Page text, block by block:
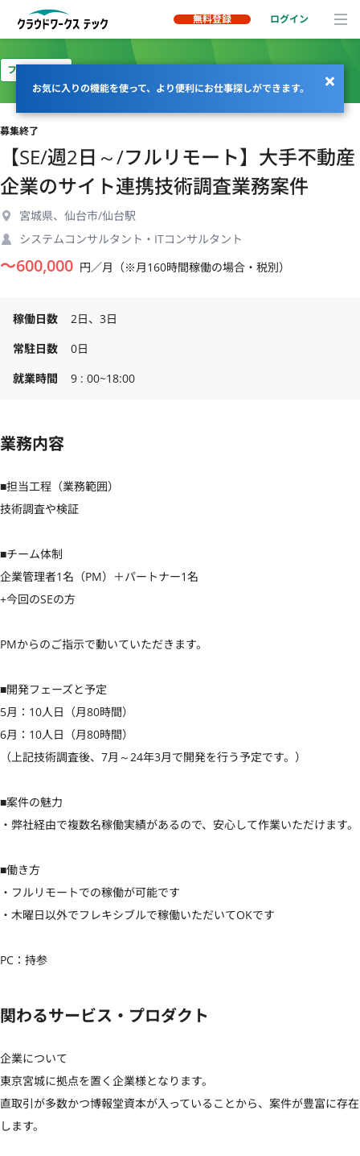
無料登録 ログイン
お気に入りの機能を使って、より便利にお仕事探しができます。
フルリモート
募集終了
【SE/週2日～/フルリモート】大手不動産
企業のサイト連携技術調査業務案件
宮城県、仙台市/仙台駅
システムコンサルタント・ITコンサルタント
〜600,000 円／月（※月160時間稼働の場合・税別）
稼働日数
2日、3日
常駐日数
0日
就業時間
9 : 00~18:00
業務内容
■担当工程（業務範囲）
技術調査や検証
■チーム体制
企業管理者1名（PM）＋パートナー1名
+今回のSEの方
PMからのご指示で動いていただきます。
■開発フェーズと予定
5月：10人日（月80時間）
6月：10人日（月80時間）
（上記技術調査後、7月～24年3月で開発を行う予定です。）
■案件の魅力
・弊社経由で複数名稼働実績があるので、安心して作業いただけます。
■働き方
・フルリモートでの稼働が可能です
・木曜日以外でフレキシブルで稼働いただいてOKです
PC：持参
関わるサービス・プロダクト
企業について
東京宮城に拠点を置く企業様となります。
直取引が多数かつ博報堂資本が入っていることから、案件が豊富に存在
します。